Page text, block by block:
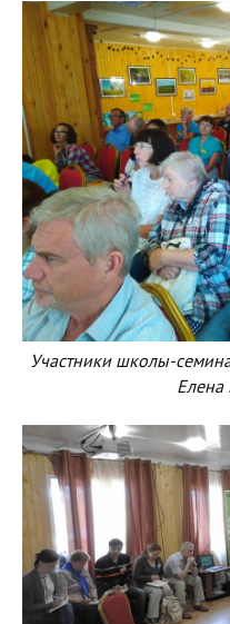
Участники школы-